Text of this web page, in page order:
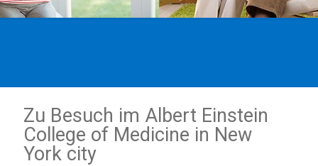
Zu Besuch im Albert Einstein
College of Medicine in New
York city